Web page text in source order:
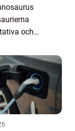
och
dig e...